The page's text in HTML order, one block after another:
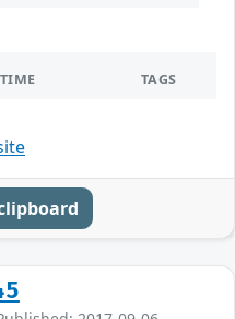
TAGS